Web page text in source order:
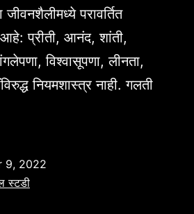
परावर्तित
प्रीती, आनंद, शांती,
विश्वासूपणा, लीनता,
नियमशास्त्र नाही. गलती
9, 2022
स्टडी